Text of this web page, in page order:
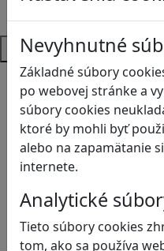
Nevyhnutné
Základné súbory
po webovej stránke a
súbory cookies
ktoré by mohli byť
alebo na zapamätanie
internete.
Analytické
Tieto súbory cookies
tom, ako sa používa
Predmety
Anglický jazyk
Biológia
Dejepis
Environmentálna
Etická výchova
Geografia
Matematika
Občianska náuka
Vlastiveda